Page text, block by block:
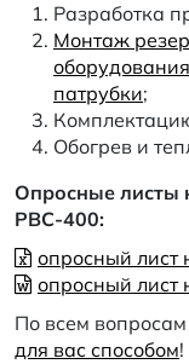
Разработка
Монтаж
оборудования
патрубки;
Обогрев и
Опросные листы
РВС-400:
опросный лист
опросный лист
По всем
для вас способом!